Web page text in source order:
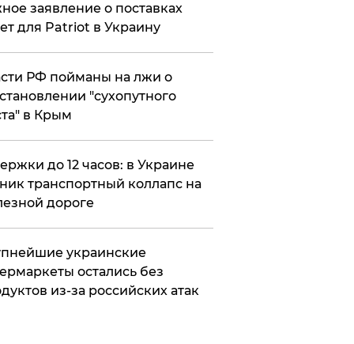
заявление о поставках
для Patriot в Украину
РФ пойманы на лжи о
"сухопутного
в Крым
до 12 часов: в Украине
транспортный коллапс на
дороге
украинские
остались без
из-за российских атак